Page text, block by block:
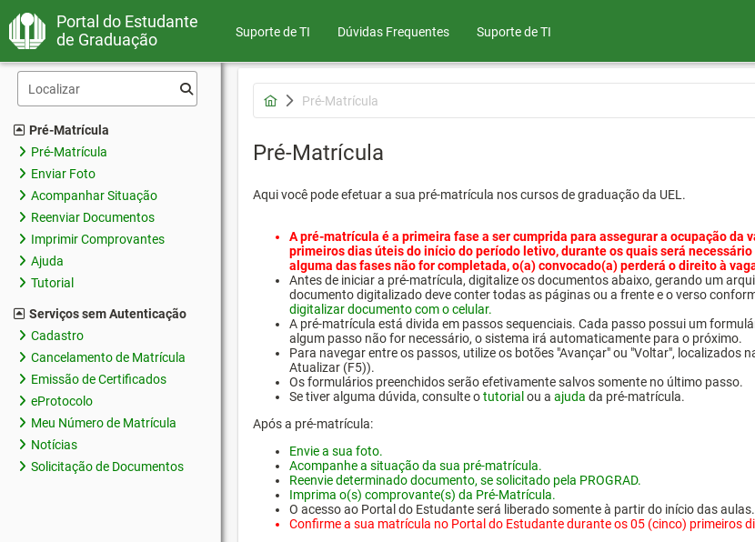
Portal do Estudante
de Graduação
Suporte de TI Dúvidas Frequentes Suporte de TI
Pré-Matrícula
Pré-Matrícula
Enviar Foto
Acompanhar Situação
Reenviar Documentos
Imprimir Comprovantes
Ajuda
Tutorial
Serviços sem Autenticação
Cadastro
Cancelamento de Matrícula
Emissão de Certificados
eProtocolo
Meu Número de Matrícula
Notícias
Solicitação de Documentos
Pré-Matrícula
Pré-Matrícula
Aqui você pode efetuar a sua pré-matrícula nos cursos de graduação da UEL.
A pré-matrícula é a primeira fase a ser cumprida para assegurar a ocupação
primeiros dias úteis do início do período letivo, durante os quais será
alguma das fases não for completada, o(a) convocado(a) perderá o direito à
Antes de iniciar a pré-matrícula, digitalize os documentos abaixo, gerando um
documento digitalizado deve conter todas as páginas ou a frente e o verso
digitalizar documento com o celular.
A pré-matrícula está divida em passos sequenciais. Cada passo possui um
algum passo não for necessário, o sistema irá automaticamente para o próximo.
Para navegar entre os passos, utilize os botões "Avançar" ou "Voltar",
Atualizar (F5)).
Os formulários preenchidos serão efetivamente salvos somente no último passo.
Se tiver alguma dúvida, consulte otutorial ou a ajuda da pré-matrícula.
Após a pré-matrícula:
Envie a sua foto.
Acompanhe a situação da sua pré-matrícula.
Reenvie determinado documento, se solicitado pela PROGRAD.
Imprima o(s) comprovante(s) da Pré-Matrícula.
O acesso ao Portal do Estudante será liberado somente à partir do início das aulas.
Confirme a sua matrícula no Portal do Estudante durante os 05 (cinco) primeiros